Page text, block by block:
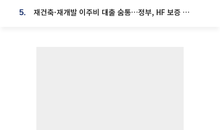
5. 재건축·재개발 이주비 대출 숨통…정부, HF 보증 신설 추진